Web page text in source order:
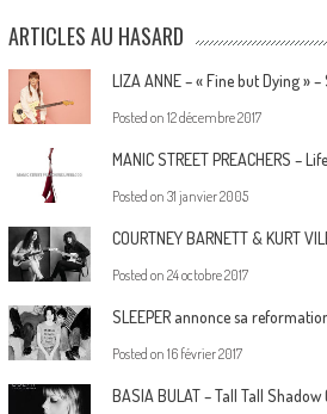
ARTICLES AU HASARD
LIZA ANNE – « Fine but Dying »
Posted on 12 décembre 2017
MANIC STREET PREACHERS –
Posted on 31 janvier 2005
COURTNEY BARNETT & KURT
Posted on 24 octobre 2017
SLEEPER annonce sa
Posted on 16 février 2017
BASIA BULAT – Tall Tall Shadow